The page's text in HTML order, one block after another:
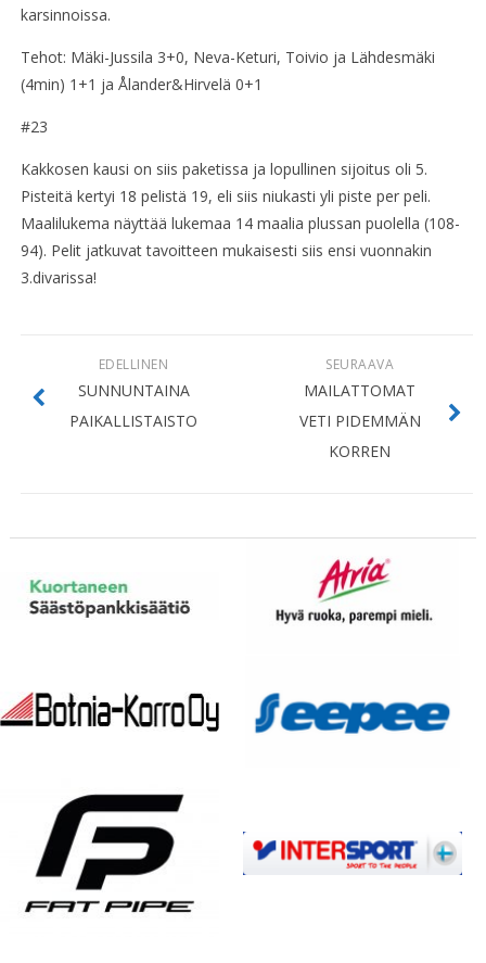
karsinnoissa.
Tehot: Mäki-Jussila 3+0, Neva-Keturi, Toivio ja Lähdesmäki
(4min) 1+1 ja Ålander&Hirvelä 0+1
#23
Kakkosen kausi on siis paketissa ja lopullinen sijoitus oli 5.
Pisteitä kertyi 18 pelistä 19, eli siis niukasti yli piste per peli.
Maalilukema näyttää lukemaa 14 maalia plussan puolella (108-
94). Pelit jatkuvat tavoitteen mukaisesti siis ensi vuonnakin
3.divarissa!
SEURAAVA
MAILATTOMAT
VETI PIDEMMÄN
KORREN
EDELLINEN
SUNNUNTAINA
PAIKALLISTAISTO